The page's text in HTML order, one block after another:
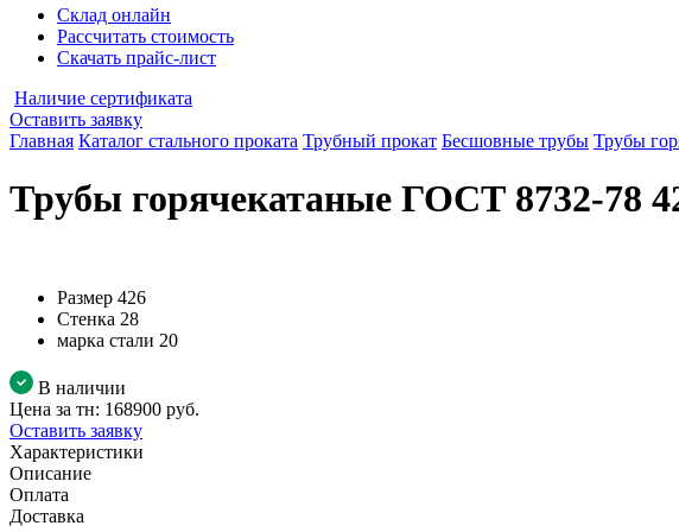
Склад онлайн
Рассчитать стоимость
Скачать прайс-лист
Наличие сертификата
Оставить заявку
Главная Каталог стального проката Трубный прокат Бесшовные трубы Трубы
Трубы горячекатаные ГОСТ 8732-78
Размер 426
Стенка 28
марка стали 20
В наличии
Цена за тн: 168900 руб.
Оставить заявку
Характеристики
Описание
Оплата
Доставка